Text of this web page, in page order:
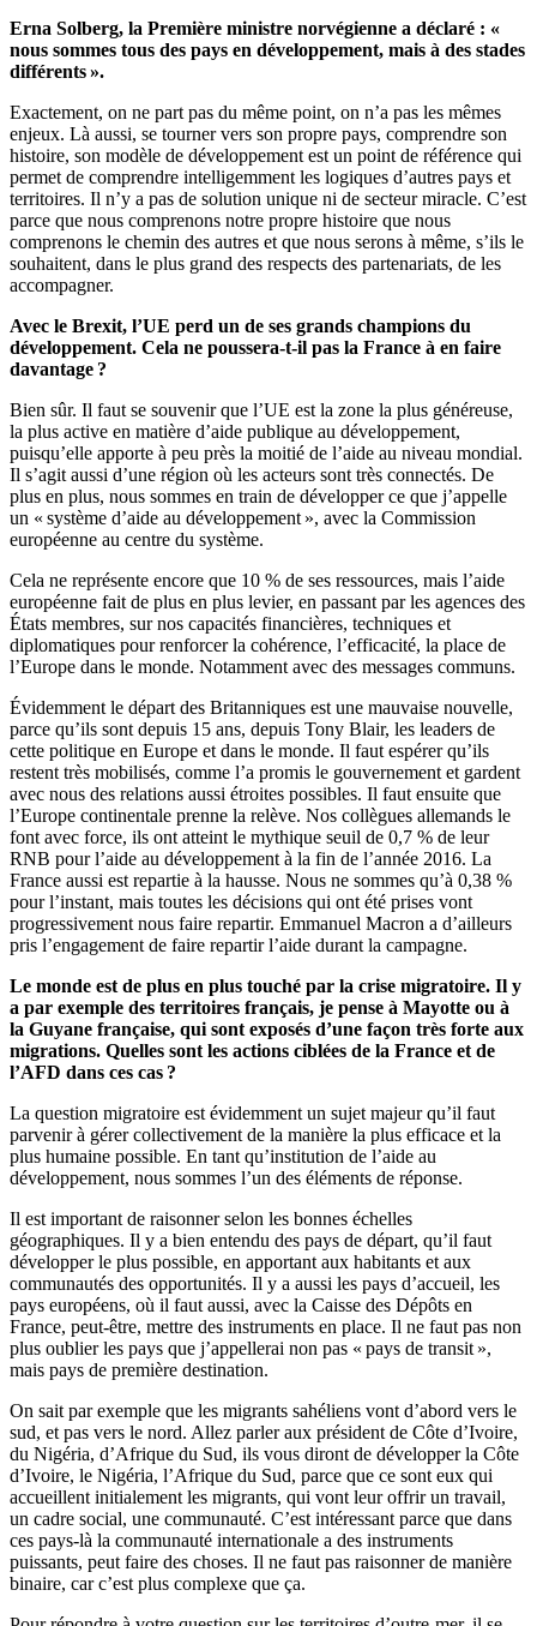
Erna Solberg, la Première ministre norvégienne a déclaré : «
nous sommes tous des pays en développement, mais à des stades
différents ».
Exactement, on ne part pas du même point, on n’a pas les mêmes
enjeux. Là aussi, se tourner vers son propre pays, comprendre son
histoire, son modèle de développement est un point de référence qui
permet de comprendre intelligemment les logiques d’autres pays et
territoires. Il n’y a pas de solution unique ni de secteur miracle. C’est
parce que nous comprenons notre propre histoire que nous
comprenons le chemin des autres et que nous serons à même, s’ils le
souhaitent, dans le plus grand des respects des partenariats, de les
accompagner.
Avec le Brexit, l’UE perd un de ses grands champions du
développement. Cela ne poussera-t-il pas la France à en faire
davantage ?
Bien sûr. Il faut se souvenir que l’UE est la zone la plus généreuse,
la plus active en matière d’aide publique au développement,
puisqu’elle apporte à peu près la moitié de l’aide au niveau mondial.
Il s’agit aussi d’une région où les acteurs sont très connectés. De
plus en plus, nous sommes en train de développer ce que j’appelle
un « système d’aide au développement », avec la Commission
européenne au centre du système.
Cela ne représente encore que 10 % de ses ressources, mais l’aide
européenne fait de plus en plus levier, en passant par les agences des
États membres, sur nos capacités financières, techniques et
diplomatiques pour renforcer la cohérence, l’efficacité, la place de
l’Europe dans le monde. Notamment avec des messages communs.
Évidemment le départ des Britanniques est une mauvaise nouvelle,
parce qu’ils sont depuis 15 ans, depuis Tony Blair, les leaders de
cette politique en Europe et dans le monde. Il faut espérer qu’ils
restent très mobilisés, comme l’a promis le gouvernement et gardent
avec nous des relations aussi étroites possibles. Il faut ensuite que
l’Europe continentale prenne la relève. Nos collègues allemands le
font avec force, ils ont atteint le mythique seuil de 0,7 % de leur
RNB pour l’aide au développement à la fin de l’année 2016. La
France aussi est repartie à la hausse. Nous ne sommes qu’à 0,38 %
pour l’instant, mais toutes les décisions qui ont été prises vont
progressivement nous faire repartir. Emmanuel Macron a d’ailleurs
pris l’engagement de faire repartir l’aide durant la campagne.
Le monde est de plus en plus touché par la crise migratoire. Il y
a par exemple des territoires français, je pense à Mayotte ou à
la Guyane française, qui sont exposés d’une façon très forte aux
migrations. Quelles sont les actions ciblées de la France et de
l’AFD dans ces cas ?
La question migratoire est évidemment un sujet majeur qu’il faut
parvenir à gérer collectivement de la manière la plus efficace et la
plus humaine possible. En tant qu’institution de l’aide au
développement, nous sommes l’un des éléments de réponse.
Il est important de raisonner selon les bonnes échelles
géographiques. Il y a bien entendu des pays de départ, qu’il faut
développer le plus possible, en apportant aux habitants et aux
communautés des opportunités. Il y a aussi les pays d’accueil, les
pays européens, où il faut aussi, avec la Caisse des Dépôts en
France, peut-être, mettre des instruments en place. Il ne faut pas non
plus oublier les pays que j’appellerai non pas « pays de transit »,
mais pays de première destination.
On sait par exemple que les migrants sahéliens vont d’abord vers le
sud, et pas vers le nord. Allez parler aux président de Côte d’Ivoire,
du Nigéria, d’Afrique du Sud, ils vous diront de développer la Côte
d’Ivoire, le Nigéria, l’Afrique du Sud, parce que ce sont eux qui
accueillent initialement les migrants, qui vont leur offrir un travail,
un cadre social, une communauté. C’est intéressant parce que dans
ces pays-là la communauté internationale a des instruments
puissants, peut faire des choses. Il ne faut pas raisonner de manière
binaire, car c’est plus complexe que ça.